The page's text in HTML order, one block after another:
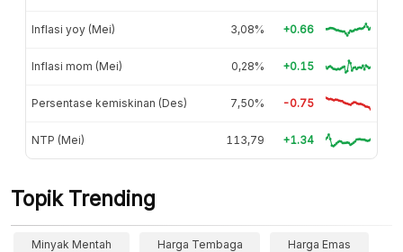
Inflasi yoy (Mei) 3,08% +0.66
Inflasi mom (Mei) 0,28% +0.15
Persentase kemiskinan (Des) 7,50% -0.75
NTP (Mei) 113,79 +1.34
Topik Trending
Minyak Mentah Harga Tembaga Harga Emas